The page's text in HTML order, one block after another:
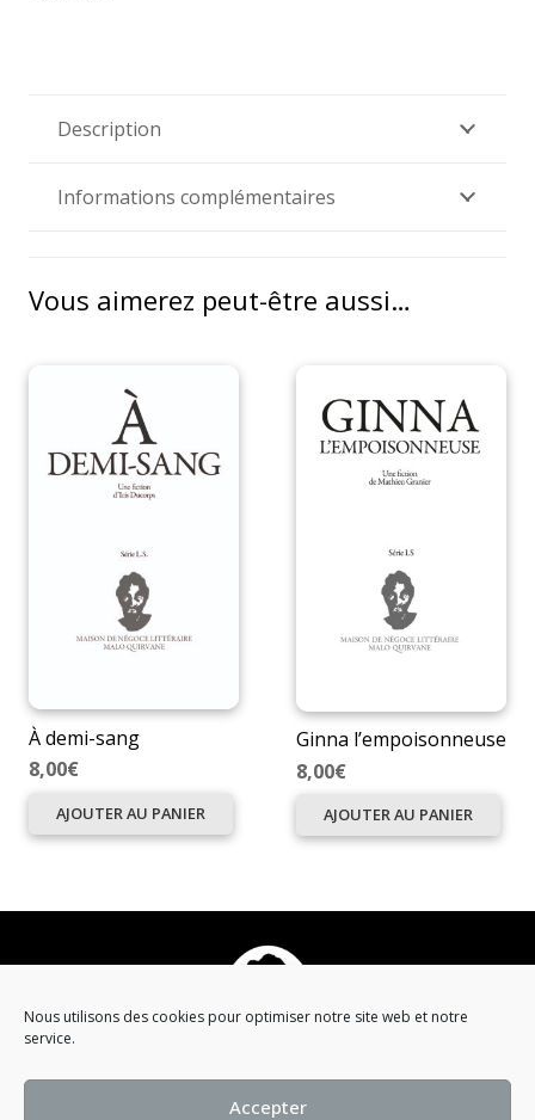
Nous utilisons des cookies pour optimiser notre site web et notre
service.
Accepter
Description
Informations complémentaires
Vous aimerez peut-être aussi…
À demi-sang
8,00€
AJOUTER AU PANIER
Ginna l’empoisonneuse
8,00€
AJOUTER AU PANIER
Campagne visuelle